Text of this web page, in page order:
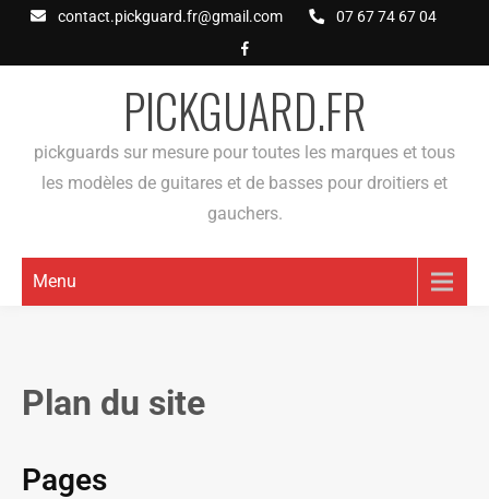
contact.pickguard.fr@gmail.com 07 67 74 67 04
PICKGUARD.FR
pickguards sur mesure pour toutes les marques et tous
les modèles de guitares et de basses pour droitiers et
gauchers.
Menu
Plan du site
Pages